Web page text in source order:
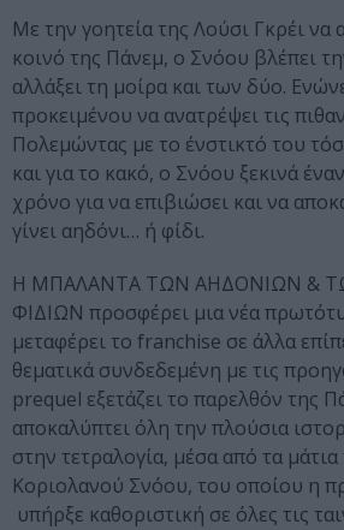
Με την γοητεία της Λούσι Γκρέι να
κοινό της Πάνεμ, ο Σνόου βλέπει
αλλάξει τη μοίρα και των δύο.
προκειμένου να ανατρέψει τις
Πολεμώντας με το ένστικτό του
και για το κακό, ο Σνόου ξεκινά
χρόνο για να επιβιώσει και να
γίνει αηδόνι… ή φίδι.
Η ΜΠΑΛΑΝΤΑ ΤΩΝ ΑΗΔΟΝΙΩΝ &
ΦΙΔΙΩΝ προσφέρει μια νέα
μεταφέρει το franchise σε άλλα
θεματικά συνδεδεμένη με τις
prequel εξετάζει το παρελθόν της
αποκαλύπτει όλη την πλούσια
στην τετραλογία, μέσα από τα
Κοριολανού Σνόου, του οποίου η
υπήρξε καθοριστική σε όλες τις